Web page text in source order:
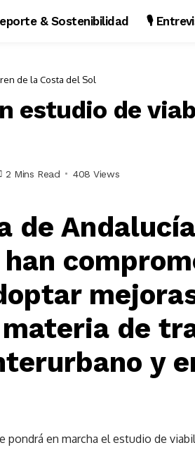
& Sostenibilidad 🎙️
de la Costa del Sol
estudio de
2 Mins Read 408 Views
de
de
y
en marcha el estudio de